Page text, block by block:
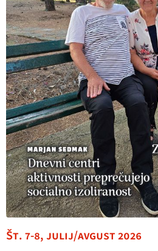
Št. 7-8, julij/avgust 2026